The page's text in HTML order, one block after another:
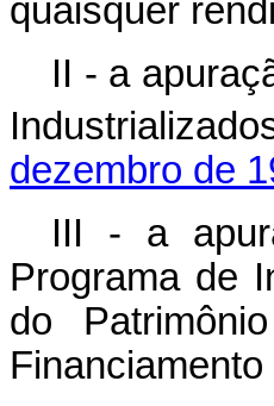
quaisquer
II - a
dezembro de
III - a
Programa de
do